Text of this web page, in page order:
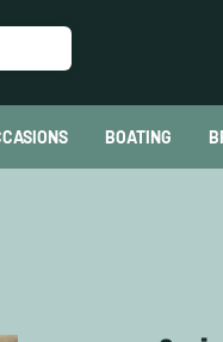
BOATING